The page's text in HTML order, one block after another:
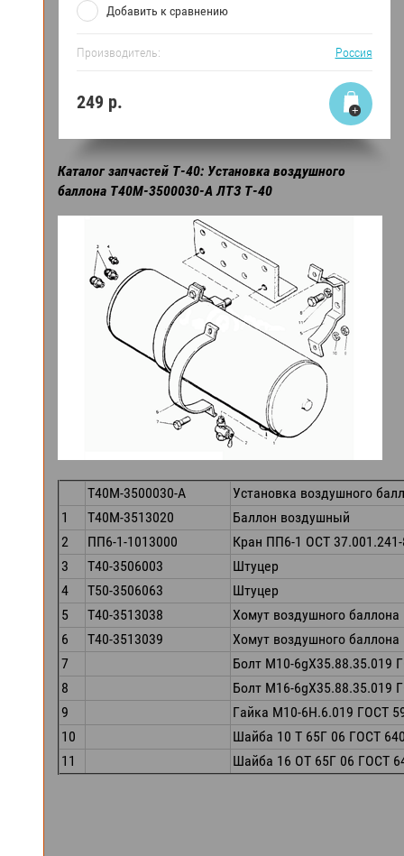
Добавить к сравнению
Производитель: Россия
249 р.
Каталог запчастей Т-40: Установка воздушного
баллона Т40М-3500030-А ЛТЗ Т-40
Т40М-3500030-А
Установка воздушного
1
Т40М-3513020
Баллон воздушный
2
ПП6-1-1013000
Кран ПП6-1 ОСТ
3
Т40-3506003
Штуцер
4
Т50-3506063
Штуцер
5
Т40-3513038
Хомут воздушного баллона
6
Т40-3513039
Хомут воздушного баллона
7
Болт М10-6gХ35.88.35.019
8
Болт М16-6gХ35.88.35.019
9
Гайка М10-6Н.6.019 ГОСТ
10
Шайба 10 Т 65Г 06 ГОСТ
11
Шайба 16 ОТ 65Г 06 ГОСТ